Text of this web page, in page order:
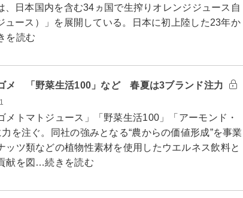
、日本国内を含む34ヵ国で生搾りオレンジジュース自
ュース）」を展開している。日本に初上陸した23年か
を読む
メ 「野菜生活100」など 春夏は3ブランド注力
トマトジュース」「野菜生活100」「アーモンド・
を注ぐ。同社の強みとなる“農からの価値形成”を事業
ッツ類などの植物性素材を使用したウエルネス飲料と
献を図…続きを読む